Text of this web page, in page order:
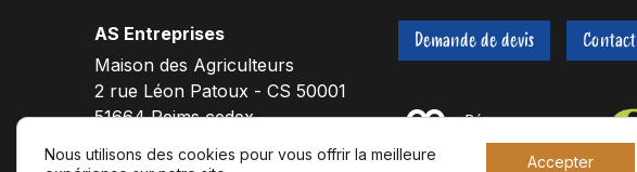
AS Entreprises
Maison des Agriculteurs
2 rue Léon Patoux - CS 50001
51664 Reims cedex
Demande de devis Contact
Nous utilisons des cookies pour vous offrir la meilleure
Accepter